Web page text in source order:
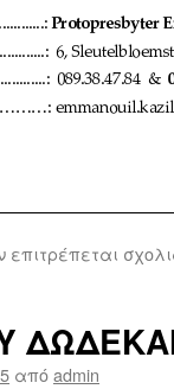
επιτρέπεται
απόadmin